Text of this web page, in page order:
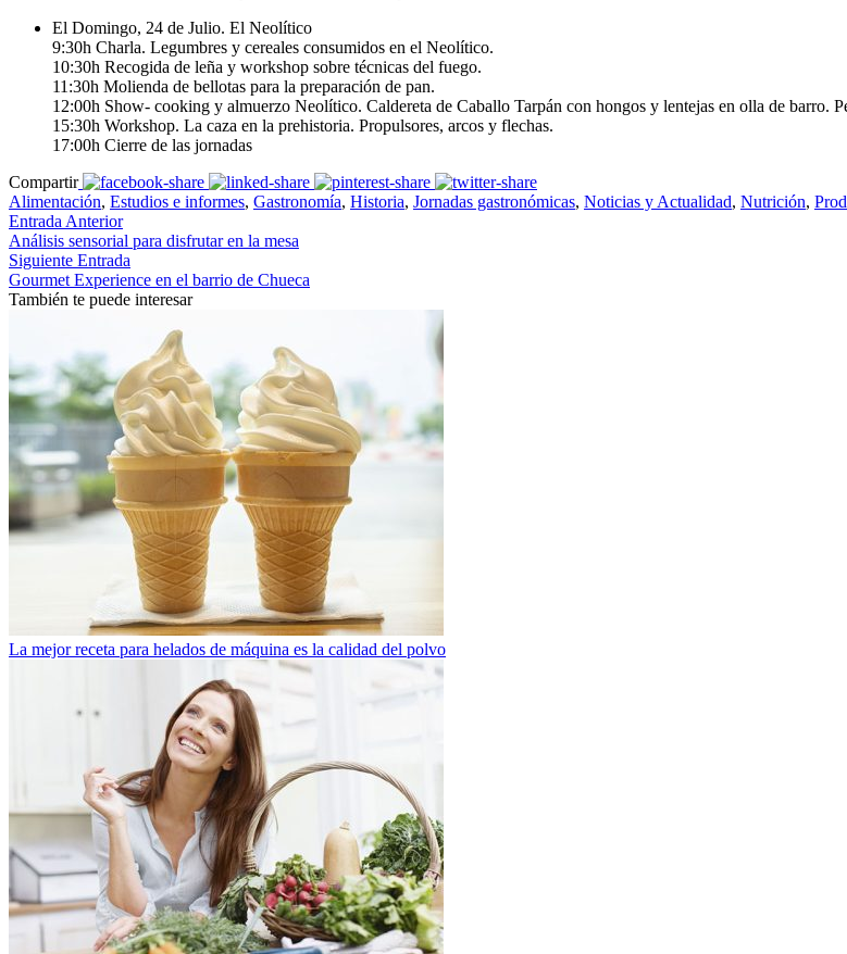
El Domingo, 24 de Julio. El Neolítico
9:30h Charla. Legumbres y cereales consumidos en el Neolítico.
10:30h Recogida de leña y workshop sobre técnicas del fuego.
11:30h Molienda de bellotas para la preparación de pan.
12:00h Show- cooking y almuerzo Neolítico. Caldereta de Caballo Tarpán con hongos y lentejas en olla de barro.
15:30h Workshop. La caza en la prehistoria. Propulsores, arcos y flechas.
17:00h Cierre de las jornadas
Compartir
Alimentación, Estudios e informes, Gastronomía, Historia, Jornadas gastronómicas, Noticias y Actualidad, Nutrición,
Entrada Anterior
Análisis sensorial para disfrutar en la mesa
Siguiente Entrada
Gourmet Experience en el barrio de Chueca
También te puede interesar
La mejor receta para helados de máquina es la calidad del polvo